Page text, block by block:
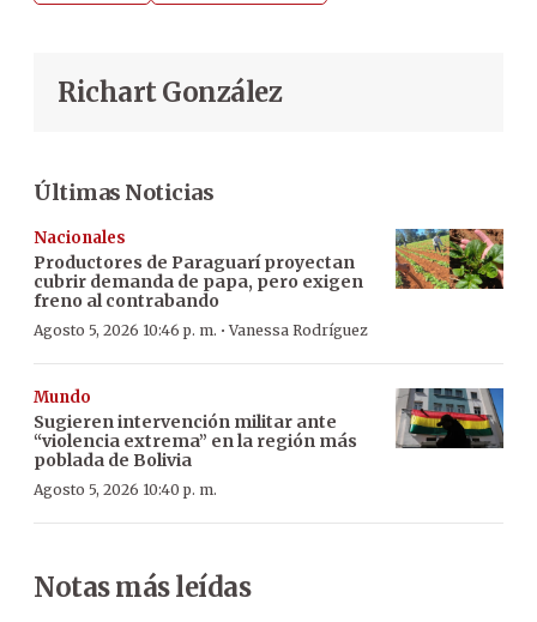
Richart González
Últimas Noticias
Nacionales
Productores de Paraguarí proyectan
cubrir demanda de papa, pero exigen
freno al contrabando
Agosto 5, 2026 10:46 p. m. ·Vanessa Rodríguez
Mundo
Sugieren intervención militar ante
“violencia extrema” en la región más
poblada de Bolivia
Agosto 5, 2026 10:40 p. m.
Notas más leídas